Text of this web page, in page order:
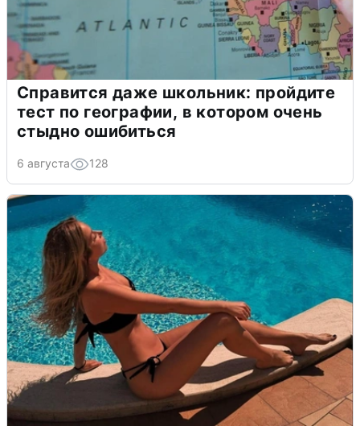
Справится даже школьник: пройдите
тест по географии, в котором очень
стыдно ошибиться
6 августа 128